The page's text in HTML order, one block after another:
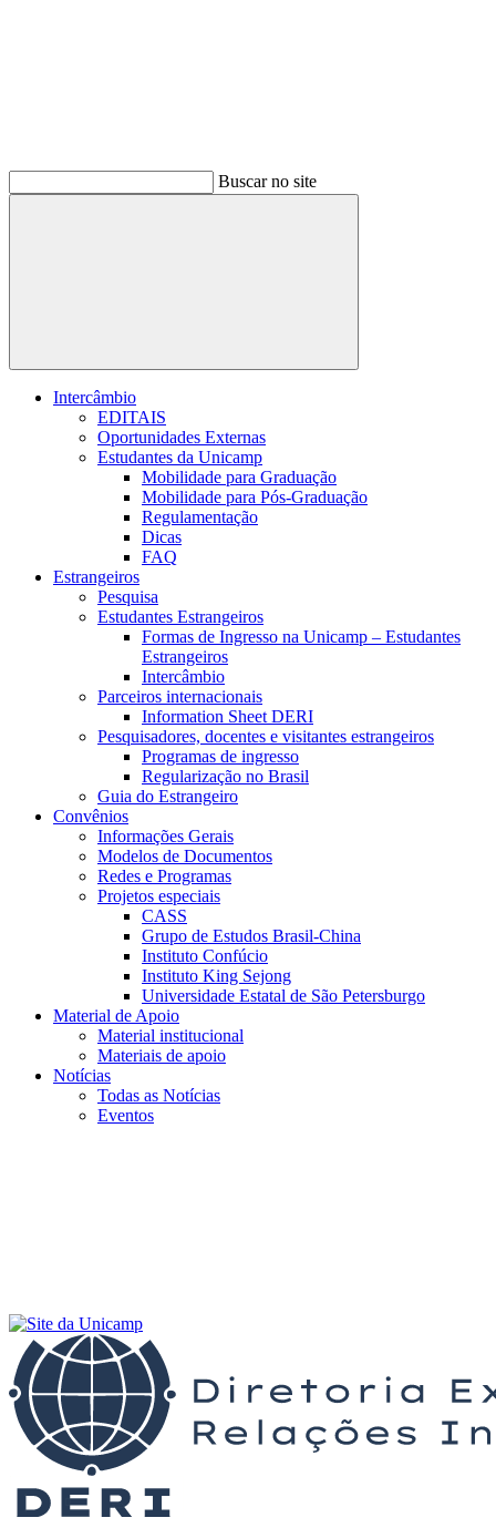
Buscar no site
Buscar
Intercâmbio
EDITAIS
Oportunidades Externas
Estudantes da Unicamp
Mobilidade para Graduação
Mobilidade para Pós-Graduação
Regulamentação
Dicas
FAQ
Estrangeiros
Pesquisa
Estudantes Estrangeiros
Formas de Ingresso na Unicamp – Estudantes
Estrangeiros
Intercâmbio
Parceiros internacionais
Information Sheet DERI
Pesquisadores, docentes e visitantes estrangeiros
Programas de ingresso
Regularização no Brasil
Guia do Estrangeiro
Convênios
Informações Gerais
Modelos de Documentos
Redes e Programas
Projetos especiais
CASS
Grupo de Estudos Brasil-China
Instituto Confúcio
Instituto King Sejong
Universidade Estatal de São Petersburgo
Material de Apoio
Material institucional
Materiais de apoio
Notícias
Todas as Notícias
Eventos